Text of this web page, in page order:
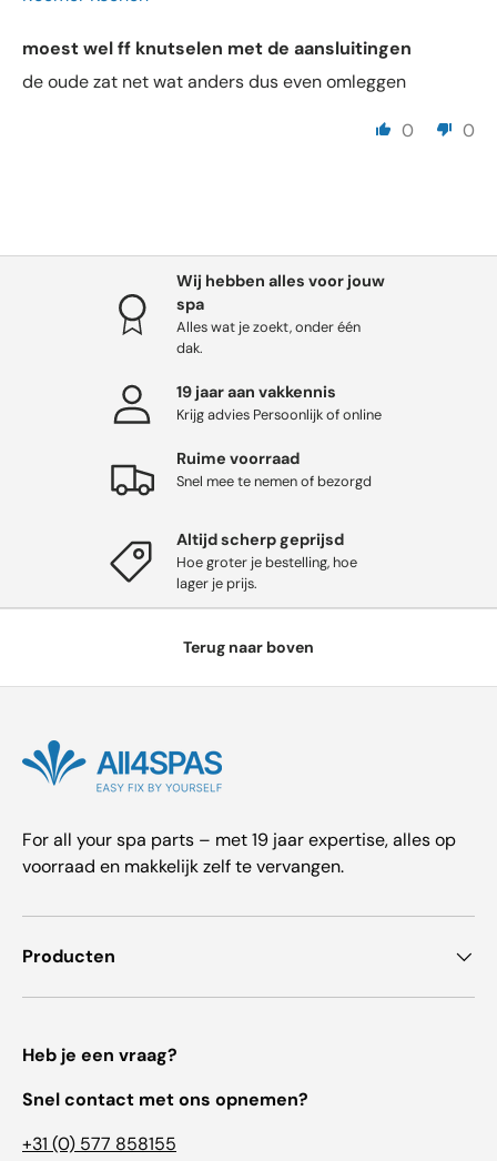
moest wel ff knutselen met de aansluitingen
de oude zat net wat anders dus even omleggen
0 0
Wij hebben alles voor jouw
spa
Alles wat je zoekt, onder één
dak.
19 jaar aan vakkennis
Krijg advies Persoonlijk of online
Ruime voorraad
Snel mee te nemen of bezorgd
Altijd scherp geprijsd
Hoe groter je bestelling, hoe
lager je prijs.
Terug naar boven
For all your spa parts – met 19 jaar expertise, alles op
voorraad en makkelijk zelf te vervangen.
Producten
Heb je een vraag?
Snel contact met ons opnemen?
+31 (0) 577 858155